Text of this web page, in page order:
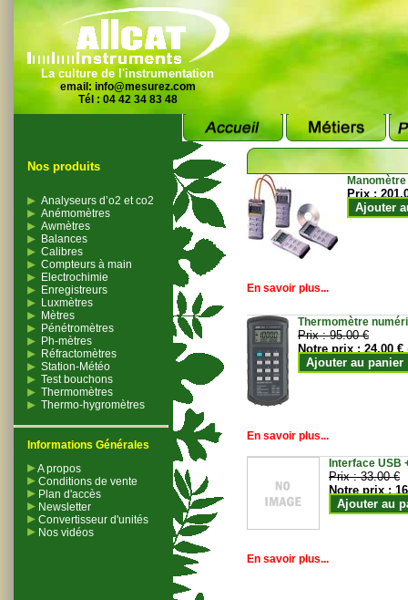
La culture de l'instrumentation
email: info@mesurez.com
Tél : 04 42 34 83 48
Nos produits
Analyseurs d’o2 et co2
Anémomètres
Awmètres
Balances
Calibres
Compteurs à main
Electrochimie
Enregistreurs
Luxmètres
Mètres
Pénétromètres
Ph-mètres
Réfractomètres
Station-Météo
Test bouchons
Thermomètres
Thermo-hygromètres
Informations Générales
A propos
Conditions de vente
Plan d'accès
Newsletter
Convertisseur d'unités
Nos vidéos
Prix :
Ajouter
En savoir plus...
Thermomètre
Prix :95.00 €
Notre prix :24.00 €
Ajouter au panier
En savoir plus...
Interface USB
Prix :33.00 €
Notre prix :
Ajouter au
En savoir plus...